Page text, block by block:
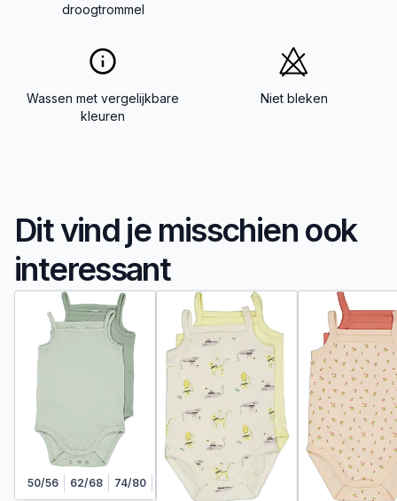
droogtrommel
Wassen met vergelijkbare
kleuren
Niet bleken
Dit vind je misschien ook
interessant
50/56 62/68 74/80 86/92 98/104